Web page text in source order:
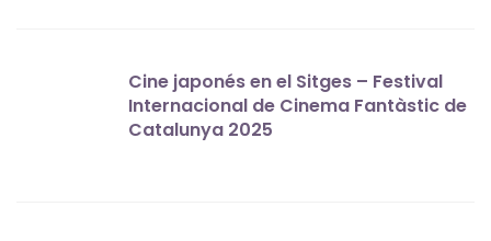
Cine japonés en el Sitges – Festival
Internacional de Cinema Fantàstic de
Catalunya 2025